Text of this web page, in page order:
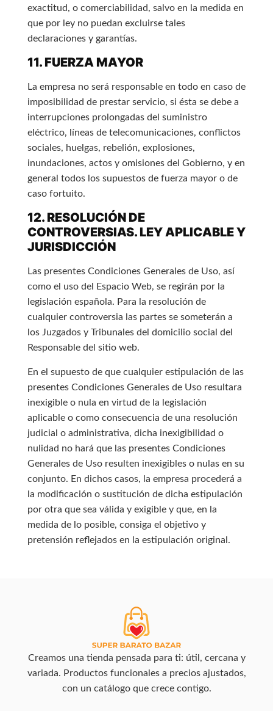
exactitud, o comerciabilidad, salvo en la medida en
que por ley no puedan excluirse tales
declaraciones y garantías.
11. FUERZA MAYOR
La empresa no será responsable en todo en caso de
imposibilidad de prestar servicio, si ésta se debe a
interrupciones prolongadas del suministro
eléctrico, líneas de telecomunicaciones, conflictos
sociales, huelgas, rebelión, explosiones,
inundaciones, actos y omisiones del Gobierno, y en
general todos los supuestos de fuerza mayor o de
caso fortuito.
12. RESOLUCIÓN DE
CONTROVERSIAS. LEY APLICABLE Y
JURISDICCIÓN
Las presentes Condiciones Generales de Uso, así
como el uso del Espacio Web, se regirán por la
legislación española. Para la resolución de
cualquier controversia las partes se someterán a
los Juzgados y Tribunales del domicilio social del
Responsable del sitio web.
En el supuesto de que cualquier estipulación de las
presentes Condiciones Generales de Uso resultara
inexigible o nula en virtud de la legislación
aplicable o como consecuencia de una resolución
judicial o administrativa, dicha inexigibilidad o
nulidad no hará que las presentes Condiciones
Generales de Uso resulten inexigibles o nulas en su
conjunto. En dichos casos, la empresa procederá a
la modificación o sustitución de dicha estipulación
por otra que sea válida y exigible y que, en la
medida de lo posible, consiga el objetivo y
pretensión reflejados en la estipulación original.
Creamos una tienda pensada para ti: útil, cercana y
variada. Productos funcionales a precios ajustados,
con un catálogo que crece contigo.